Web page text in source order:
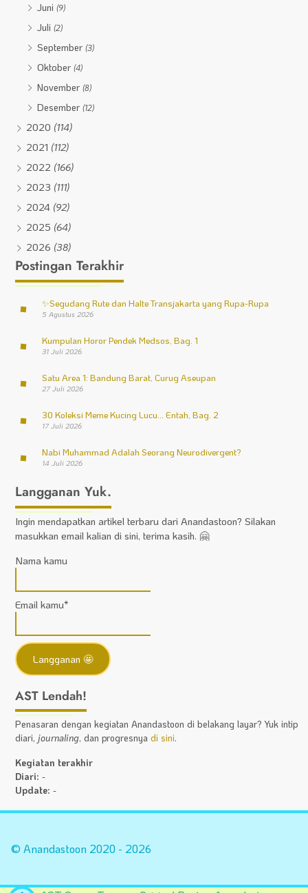
Juni(9)
Juli(2)
September(3)
Oktober(4)
November(8)
Desember(12)
2020 (114)
2021 (112)
2022 (166)
2023 (111)
2024 (92)
2025 (64)
2026 (38)
Postingan Terakhir
✨Segudang Rute dan Halte Transjakarta yang Rupa-Rupa
5 Agustus 2026
Kumpulan Horor Pendek Medsos, Bag. 1
31 Juli 2026
Satu Area 1: Bandung Barat, Curug Aseupan
27 Juli 2026
30 Koleksi Meme Kucing Lucu… Entah, Bag. 2
17 Juli 2026
Nabi Muhammad Adalah Seorang Neurodivergent?
14 Juli 2026
Langganan Yuk.
Ingin mendapatkan artikel terbaru dari Anandastoon? Silakan
masukkan email kalian di sini, terima kasih. 🤗
Nama kamu
Email kamu*
AST Lendah!
Penasaran dengan kegiatan Anandastoon di belakang layar? Yuk intip
diari, journaling, dan progresnyadi sini.
Kegiatan terakhir
Diari:-
Update:-
Statistik
© Anandastoon 2020 - 2026